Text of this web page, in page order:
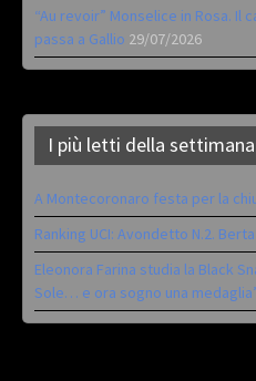
“Au revoir” Monselice in Rosa. Il
passa a Gallio 29/07/2026
I più letti della settimana
A Montecoronaro festa per la
Ranking UCI: Avondetto N.2.
Eleonora Farina studia la Black
Sole… e ora sogno una